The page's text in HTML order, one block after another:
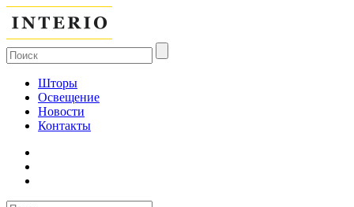
Шторы
Освещение
Новости
Контакты